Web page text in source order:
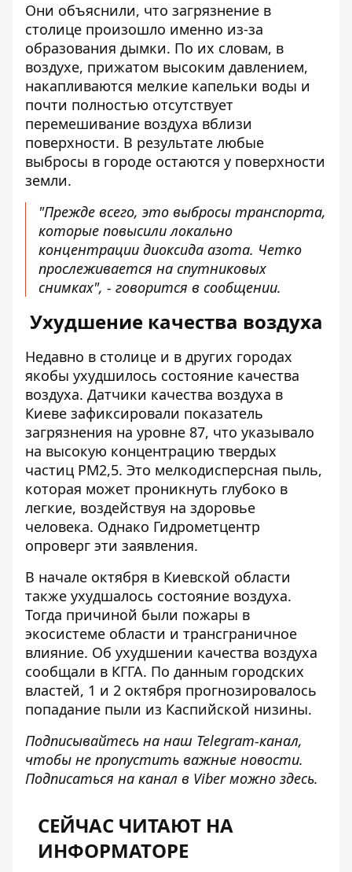
Они объяснили, что загрязнение в
столице произошло именно из-за
образования дымки. По их словам, в
воздухе, прижатом высоким давлением,
накапливаются мелкие капельки воды и
почти полностью отсутствует
перемешивание воздуха вблизи
поверхности. В результате любые
выбросы в городе остаются у поверхности
земли.
"Прежде всего, это выбросы транспорта,
которые повысили локально
концентрации диоксида азота. Четко
прослеживается на спутниковых
снимках", - говорится в сообщении.
Ухудшение качества воздуха
Недавно в столице и в других городах
якобы ухудшилось состояние качества
воздуха. Датчики качества воздуха в
Киеве зафиксировали показатель
загрязнения на уровне 87, что указывало
на высокую концентрацию твердых
частиц PM2,5. Это мелкодисперсная пыль,
которая может проникнуть глубоко в
легкие, воздействуя на здоровье
человека. Однако Гидрометцентр
опроверг эти заявления.
В начале октября в Киевской области
также ухудшалось состояние воздуха.
Тогда причиной были пожары в
экосистеме области и трансграничное
влияние. Об ухудшении качества воздуха
сообщали в КГГА. По данным городских
властей, 1 и 2 октября прогнозировалось
попадание пыли из Каспийской низины.
Подписывайтесь на наш Telegram-канал,
чтобы не пропустить важные новости.
Подписаться на канал в Viber можно здесь.
СЕЙЧАС ЧИТАЮТ НА
ИНФОРМАТОРЕ